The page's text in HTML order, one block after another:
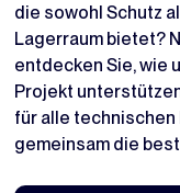
die sowohl Schutz
Lagerraum bietet?
entdecken Sie, wie
Projekt
für alle technischen
gemeinsam die